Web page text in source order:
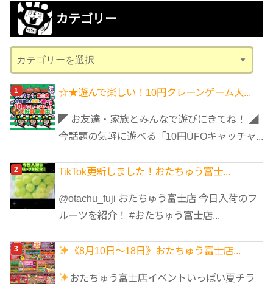
カ
ブ
カテゴリー
テ
ゴ
リ
ー
☆★遊んで楽しい！10円クレーンゲーム大...
◤ お友達・家族とみんなで遊びにきてね！ ◢
今話題の気軽に遊べる「10円UFOキャッチャ...
TikTok更新しました！おたちゅう富士...
@otachu_fuji おたちゅう富士店 今日入荷のフ
ルーツを紹介！ #おたちゅう富士店...
《8月10日～18日》おたちゅう富士店...
おたちゅう富士店イベントいっぱい夏チラ